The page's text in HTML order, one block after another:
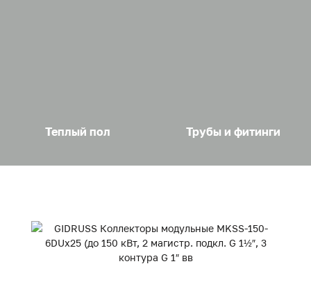
Теплый пол Трубы и фитинги